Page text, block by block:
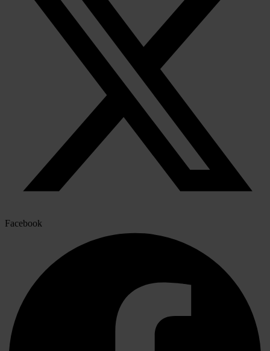
Facebook